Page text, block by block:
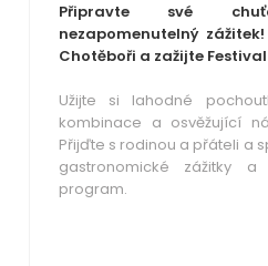
Připravte své
nezapomenutelný
Chotěboři a zažijte
Užijte si lahodné
kombinace a osvěžující
Přijďte s rodinou a přáteli a
gastronomické zážitky a
program.